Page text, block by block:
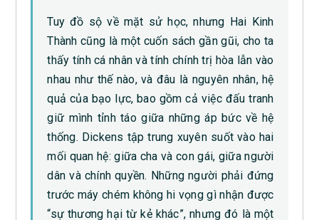
Tuy đồ sộ về mặt sử học, nhưng Hai Kinh
Thành cũng là một cuốn sách gần gũi, cho ta
thấy tính cá nhân và tính chính trị hòa lẫn vào
nhau như thế nào, và đâu là nguyên nhân, hệ
quả của bạo lực, bao gồm cả việc đấu tranh
giữ mình tỉnh táo giữa những áp bức về hệ
thống. Dickens tập trung xuyên suốt vào hai
mối quan hệ: giữa cha và con gái, giữa người
dân và chính quyền. Những người phải đứng
trước máy chém không hi vọng gì nhận được
“sự thương hại từ kẻ khác”, nhưng đó là một